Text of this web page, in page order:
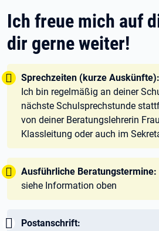
Ich freue mich auf
dir gerne weiter!
Tipp:
Sprechzeiten (kurze Auskünfte):
Ich bin regelmäßig an deiner
nächste Schulsprechstunde
von deiner Beratungslehrerin
Klassleitung oder auch im
Tipp:
Ausführliche Beratungstermine:
siehe Information oben
Wichtig:
Postanschrift: